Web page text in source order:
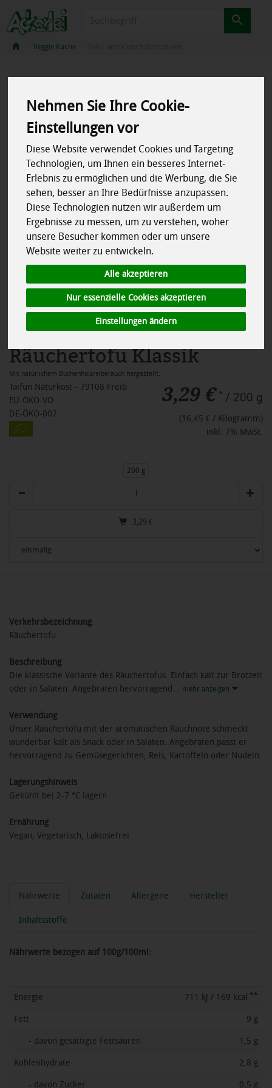
Nehmen Sie Ihre Cookie-
Einstellungen vor
Diese Website verwendet Cookies und Targeting
Technologien, um Ihnen ein besseres Internet-
Erlebnis zu ermöglichen und die Werbung, die Sie
sehen, besser an Ihre Bedürfnisse anzupassen.
Diese Technologien nutzen wir außerdem um
Ergebnisse zu messen, um zu verstehen, woher
unsere Besucher kommen oder um unsere
Website weiter zu entwickeln.
Alle akzeptieren
Nur essenzielle Cookies akzeptieren
Einstellungen ändern
Veggie Küche
Räuchertofu Klassik
Mit natürlichem Buchenholzreiberauch hergestellt.
Taifun Naturkost - 79108 Freib
EU-ÖKO-VO
DE-ÖKO-007
3,29 € * / 200 g
(16,45 € / Kilogramm)
inkl. 7% MwSt.
200 g
3,29 €
Verkehrsbezeichnung
Räuchertofu
Beschreibung
Die klassische Variante des Räuchertofus. Einfach kalt zur Brotzeit
oder in Salaten. Angebraten hervorragend... mehr anzeigen
Verwendung
Unser Räuchertofu mit der aromatischen Rauchnote schmeckt
wunderbar kalt als Snack oder in Salaten. Angebraten passt er
hervorragend zu Gemüsegerichten, Reis, Kartoffeln oder Nudeln.
Lagerungshinweis
Gekühlt bei 2-7 °C lagern
Ernährung
Vegan, Vegetarisch, Laktosefrei
Nährwerte Zutaten Allergene Hersteller
Inhaltsstoffe
Nährwerte bezogen auf 100g/100ml:
Energie 711 kJ / 169 kcal **
Fett 9 g
- davon gesättigte Fettsäuren 1,5 g
Kohlenhydrate 2,8 g
- davon Zucker 0,5 g